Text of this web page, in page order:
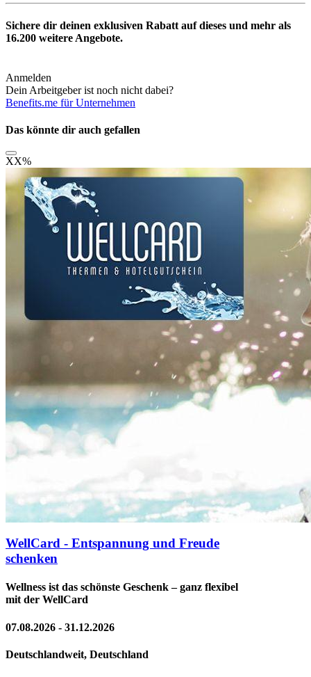
Sichere dir deinen exklusiven Rabatt auf dieses und mehr als
16.200 weitere Angebote.
Anmelden
Dein Arbeitgeber ist noch nicht dabei?
Benefits.me für Unternehmen
Das könnte dir auch gefallen
XX%
WellCard - Entspannung und Freude
schenken
Wellness ist das schönste Geschenk – ganz flexibel
mit der WellCard
07.08.2026 - 31.12.2026
Deutschlandweit, Deutschland